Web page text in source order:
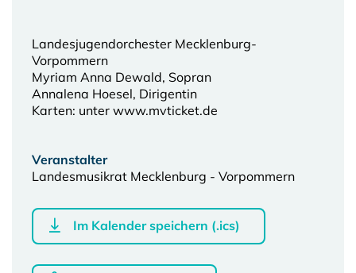
Landesjugendorchester Mecklenburg-
Vorpommern
Myriam Anna Dewald, Sopran
Annalena Hoesel, Dirigentin
Karten: unter www.mvticket.de
Veranstalter
Landesmusikrat Mecklenburg - Vorpommern
Im Kalender speichern (.ics)